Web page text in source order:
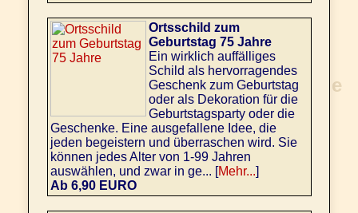
Ortsschild zum
Geburtstag 75 Jahre
Ein wirklich auffälliges
Schild als hervorragendes
Geschenk zum Geburtstag
oder als Dekoration für die
Geburtstagsparty oder die
Geschenke. Eine ausgefallene Idee, die
jeden begeistern und überraschen wird. Sie
können jedes Alter von 1-99 Jahren
auswählen, und zwar in ge... [Mehr...]
Ab 6,90 EURO